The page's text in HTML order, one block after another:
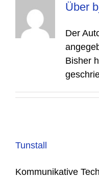
Über
Der
Bisher
Tunstall
Kommunikative